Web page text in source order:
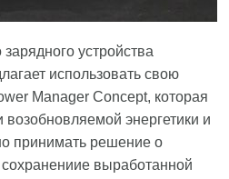
устройства
использовать свою
Manager Concept, которая
энергетики и
принимать решение о
выработанной